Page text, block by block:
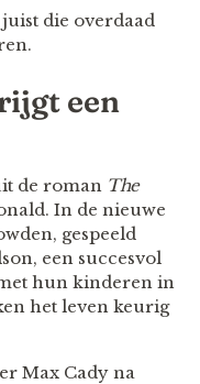
juist die overdaad
een
de roman The
In de nieuwe
gespeeld
een succesvol
hun kinderen in
het leven keurig
Max Cady na